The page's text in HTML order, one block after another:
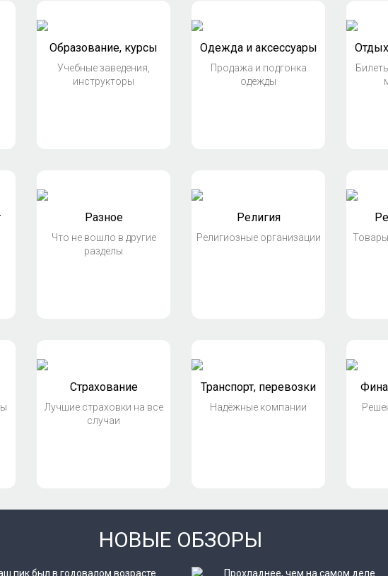
Образование, курсы
Учебные заведения,
инструкторы
Одежда и аксессуары
Продажа и подгонка
одежды
Разное
Что не вошло в другие
разделы
Религия
Религиозные организации
Страхование
Лучшие страховки на все
случаи
Транспорт, перевозки
Надёжные компании
НОВЫЕ ОБЗОРЫ